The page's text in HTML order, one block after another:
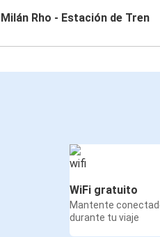
Milán Rho - Estación de Tren
WiFi gratuito
Mantente
durante tu viaje